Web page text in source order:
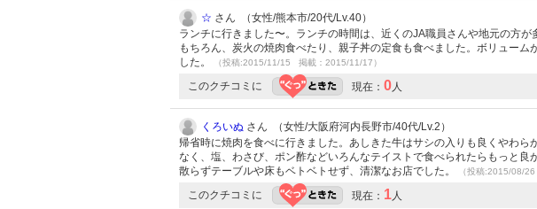
☆ さん （女性/熊本市/20代/Lv.40）
ランチに行きました〜。ランチの時間は、近くのJA職員さんや地元の方
もちろん、炭火の焼肉食べたり、親子丼の定食も食べました。ボリュー
した。
（投稿:2015/11/15 掲載：2015/11/17）
このクチコミに 現在： 0人
くろいぬ さん （女性/大阪府河内長野市/40代/Lv.2）
帰省時に焼肉を食べに行きました。あしきた牛はサシの入りも良くやわ
なく、塩、わさび、ポン酢などいろんなテイストで食べられたらもっと
散らずテーブルや床もベトベトせず、清潔なお店でした。
（投稿:2015/08/
このクチコミに 現在： 1人